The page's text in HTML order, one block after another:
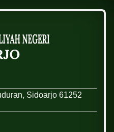
Sidoarjo 61252